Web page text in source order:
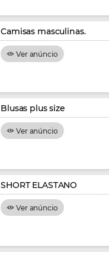
Camisas masculinas.
Ver anúncio
Blusas plus size
Ver anúncio
SHORT ELASTANO
Ver anúncio